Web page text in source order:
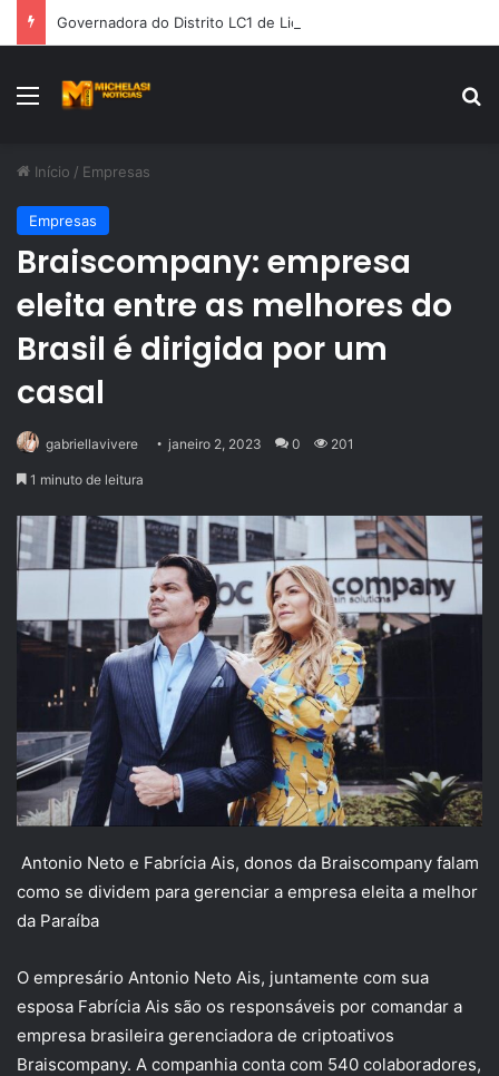
Menu
Início / Empresas
Empresas
Braiscompany: empresa
eleita entre as melhores do
Brasil é dirigida por um
casal
gabriellavivere janeiro 2, 2023 0 201
1 minuto de leitura
Antonio Neto e Fabrícia Ais, donos da Braiscompany falam
como se dividem para gerenciar a empresa eleita a melhor
da Paraíba
O empresário Antonio Neto Ais, juntamente com sua
esposa Fabrícia Ais são os responsáveis por comandar a
empresa brasileira gerenciadora de criptoativos
Braiscompany. A companhia conta com 540 colaboradores,